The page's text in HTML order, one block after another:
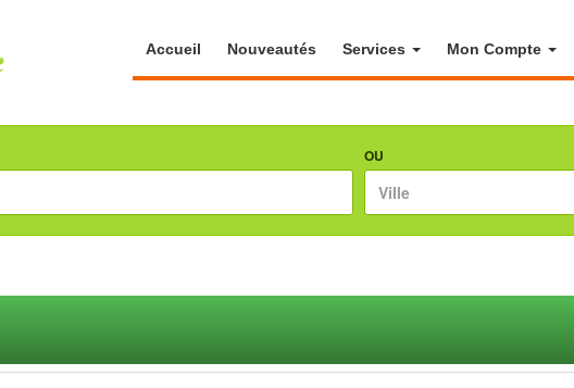
Accueil Nouveautés Services Mon Compte
OU